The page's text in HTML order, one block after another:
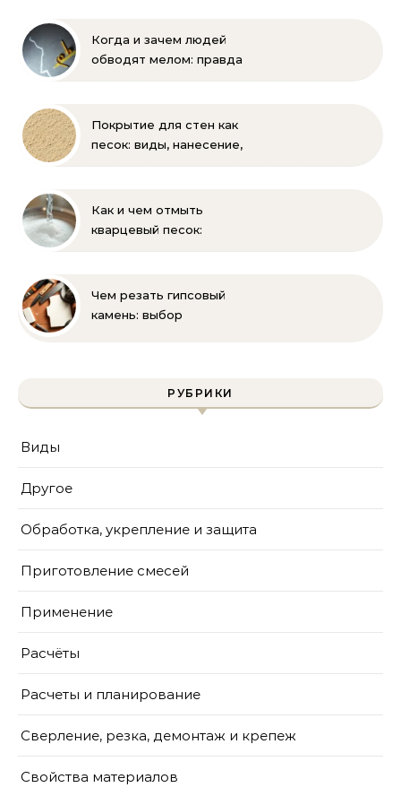
Когда и зачем людей
обводят мелом: правда
Покрытие для стен как
песок: виды, нанесение,
Как и чем отмыть
кварцевый песок:
Чем резать гипсовый
камень: выбор
РУБРИКИ
Виды
Другое
Обработка, укрепление и защита
Приготовление смесей
Применение
Расчёты
Расчеты и планирование
Сверление, резка, демонтаж и крепеж
Свойства материалов